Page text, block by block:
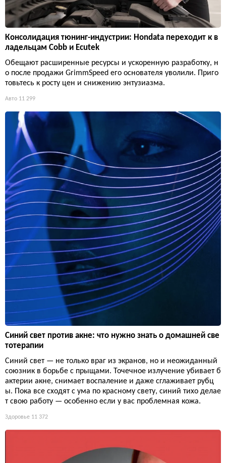
Консолидация тюнинг-индустрии: Hondata переходит к в
ладельцам Cobb и Ecutek
Обещают расширенные ресурсы и ускоренную разработку, н
о после продажи GrimmSpeed его основателя уволили. Приго
товьтесь к росту цен и снижению энтузиазма.
Авто 11 299
Синий свет против акне: что нужно знать о домашней све
тотерапии
Синий свет — не только враг из экранов, но и неожиданный
союзник в борьбе с прыщами. Точечное излучение убивает б
актерии акне, снимает воспаление и даже сглаживает рубц
ы. Пока все сходят с ума по красному свету, синий тихо делае
т свою работу — особенно если у вас проблемная кожа.
Здоровье 11 372